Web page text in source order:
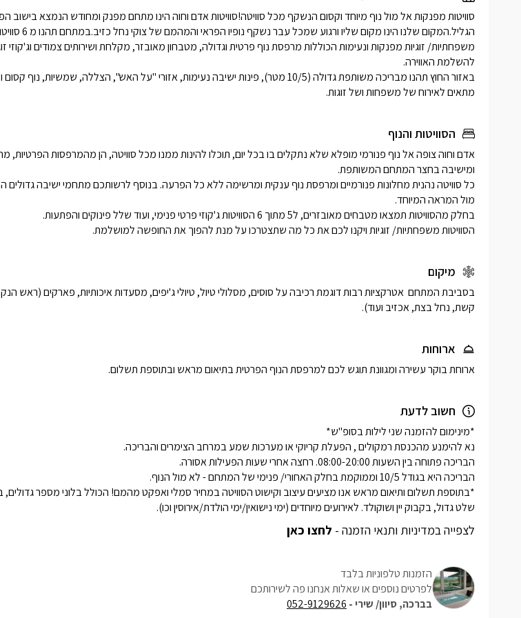
חשמלי להכנת ארוחות קלות במהלך השהות.
בשטח המתחם תמצאו אזורי חוץ משותפים
ומטופחים, המיועדים לישיבה רגועה, להנאה
מהשקט, מהטבע ומהירוק מסביב, לצד אפשרות
למנגל ולארוחות משותפות באווירה נעימה. בעונת
מתאים לאירוח של משפחות ושל זוגות.
הסוויטות והנוף
הסוויטות משפחתיות/ זוגיות ויקנו לכם את כל מה שתצטרכו על מנת להפוך את החופשה למושלמת.
מיקום
קשת, נחל בצת, אכזיב ועוד).
ארוחות
ארוחת בוקר עשירה ומגוונת תוגש לכם למרפסת הנוף הפרטית בתיאום מראש ובתוספת תשלום.
חשוב לדעת
שלט גדול, בקבוק יין ושוקולד. לאירועים מיוחדים (ימי נישואין/ימי הולדת/אירוסין וכו).
לצפייה במדיניות ותנאי הזמנה - לחצו כאן
הזמנות טלפוניות בלבד
לפרטים נוספים או שאלות אנחנו פה לשירותכם
בברכה, סיוון/ שירי - 052-9129626